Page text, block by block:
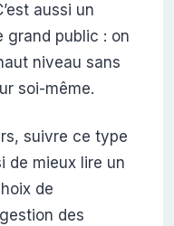
aussi un
grand public : on
niveau sans
soi-même.
suivre ce type
de mieux lire un
de
des